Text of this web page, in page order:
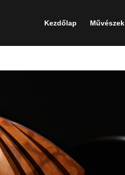
Kezdőlap Művészek